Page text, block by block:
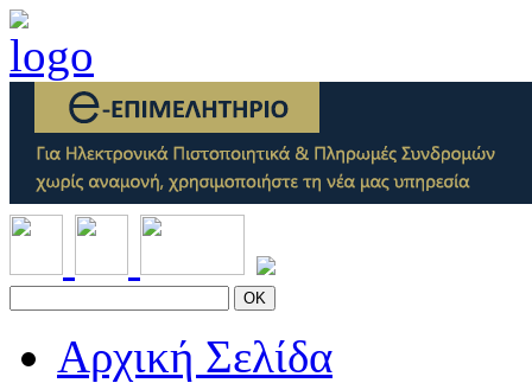
OK
Αρχική Σελίδα